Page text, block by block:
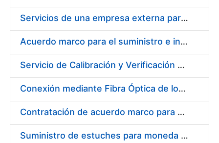
Servicios de una empresa externa para el asesoramiento y resolución de los recursos de alzada que se presentan relacionados con procesos de selección para la FNMT-RCM
Acuerdo marco para el suministro e instalación de persianas, estores y otros complementos
Servicio de Calibración y Verificación Externa de los Equipos de Medición del Servicio de Prevención de la FNMT-RCM
Conexión mediante Fibra Óptica de los Centros de Proceso de Datos (CPDs) de las sedes de la FNMT-RCM de Burgos y Madrid
Contratación de acuerdo marco para el Suministro de Material de Electricidad para la Fábrica Nacional de Moneda y Timbre-Real Casa de la Moneda en su centro de trabajo de Burgos
Suministro de estuches para moneda de 30 €